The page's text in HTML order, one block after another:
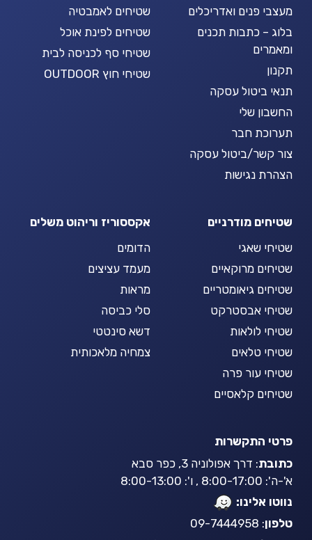
מעצבי פנים ואדריכלים
בלוג – כתבות תכנים
ומאמרים
תקנון
תנאי ביטול עסקה
החשבון שלי
תערוכת חבר
צור קשר/ביטול עסקה
הצהרת נגישות
שטיחים לאמבטיה
שטיחים לפינת אוכל
שטיחי סף לכניסה לבית
שטיחי חוץ OUTDOOR
שטיחים מודרניים
שטיחי שאגי
שטיחים מרוקאיים
שטיחים גיאומטריים
שטיחי אבסטרקט
שטיחי לולאות
שטיחי טלאים
שטיחי עור פרה
שטיחים קלאסיים
אקססוריז וריהוט משלים
הדומים
מעמד עציצים
מראות
סלי כביסה
דשא סינטטי
צמחיה מלאכותית
פרטי התקשרות
כתובת: דרך אפולוניה 3, כפר סבא
א'-ה': 8:00-17:00 , ו': 8:00-13:00
נווטו אלינו:
טלפון: 09-7444958